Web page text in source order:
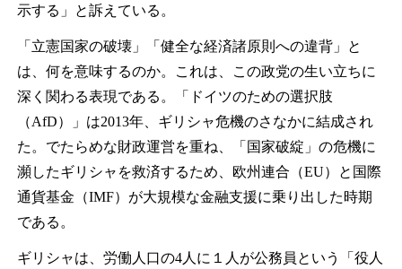
示する」と訴えている。
「立憲国家の破壊」「健全な経済諸原則への違背」と
は、何を意味するのか。これは、この政党の生い立ちに
深く関わる表現である。「ドイツのための選択肢
（AfD）」は2013年、ギリシャ危機のさなかに結成され
た。でたらめな財政運営を重ね、「国家破綻」の危機に
瀕したギリシャを救済するため、欧州連合（EU）と国際
通貨基金（IMF）が大規模な金融支援に乗り出した時期
である。
ギリシャは、労働人口の4人に１人が公務員という「役人